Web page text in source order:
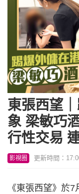
東張西望
象 梁敏巧
行性交易
影視圈 更新時間：
《東張西望》於